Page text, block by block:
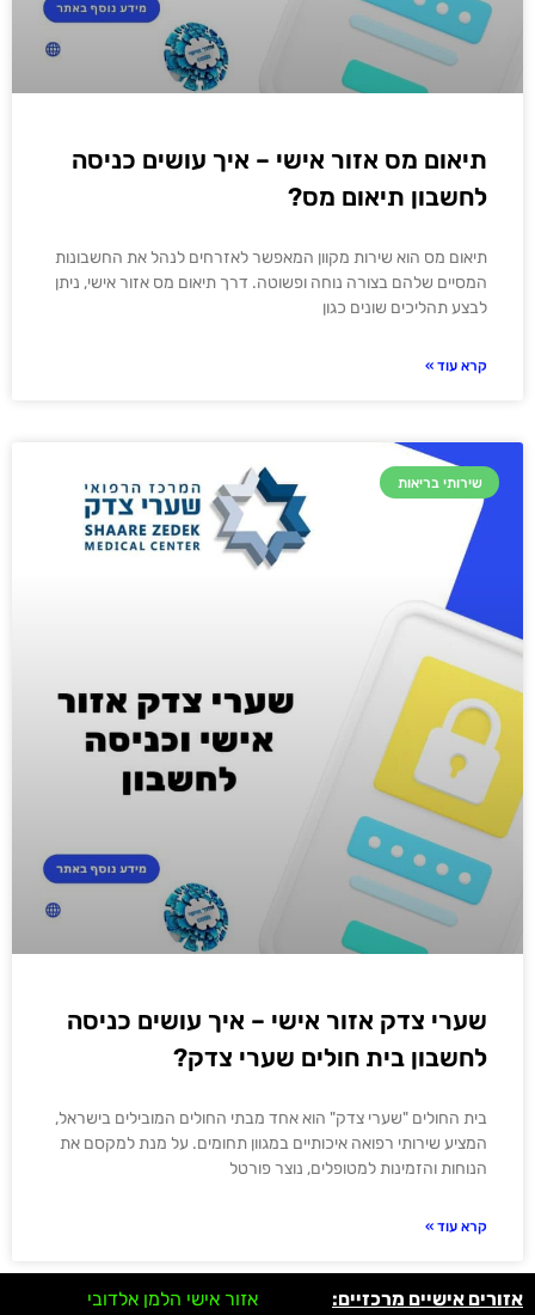
תיאום מס אזור אישי – איך עושים כניסה
לחשבון תיאום מס?
תיאום מס הוא שירות מקוון המאפשר לאזרחים לנהל את החשבונות
המסיים שלהם בצורה נוחה ופשוטה. דרך תיאום מס אזור אישי, ניתן
לבצע תהליכים שונים כגון
קרא עוד »
שירותי בריאות
שערי צדק אזור אישי – איך עושים כניסה
לחשבון בית חולים שערי צדק?
בית החולים "שערי צדק" הוא אחד מבתי החולים המובילים בישראל,
המציע שירותי רפואה איכותיים במגוון תחומים. על מנת למקסם את
הנוחות והזמינות למטופלים, נוצר פורטל
קרא עוד »
אזורים אישיים מרכזיים:
אזור אישי הלמן אלדובי